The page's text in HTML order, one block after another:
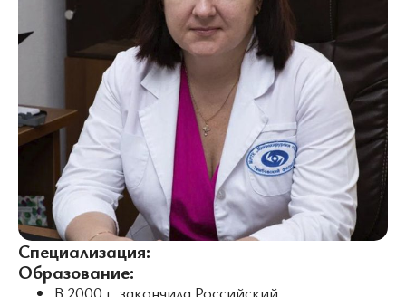
Специализация:
Образование:
В 2000 г. закончила Российский